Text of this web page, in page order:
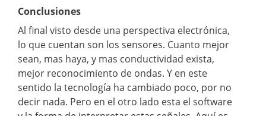
Conclusiones
Al final visto desde una perspectiva electrónica,
lo que cuentan son los sensores. Cuanto mejor
sean, mas haya, y mas conductividad exista,
mejor reconocimiento de ondas. Y en este
sentido la tecnología ha cambiado poco, por no
decir nada. Pero en el otro lado esta el software